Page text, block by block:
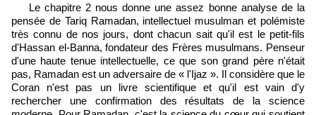
Le chapitre 2 nous donne une assez bonne analyse de la
pensée de Tariq Ramadan, intellectuel musulman et polémiste
très connu de nos jours, dont chacun sait qu'il est le petit-fils
d'Hassan el-Banna, fondateur des Frères musulmans. Penseur
d'une haute tenue intellectuelle, ce que son grand père n'était
pas, Ramadan est un adversaire de « l'Ijaz ». Il considère que le
Coran n'est pas un livre scientifique et qu'il est vain d'y
rechercher une confirmation des résultats de la science